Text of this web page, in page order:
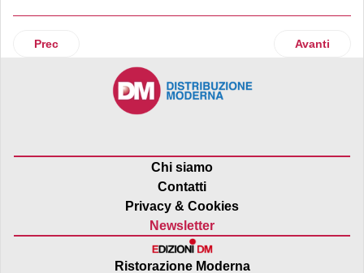
Articolo precedente: I monitor Philips ricevono la
Prec Articolo
Avanti
Chi siamo
Contatti
Privacy & Cookies
Newsletter
Ristorazione Moderna